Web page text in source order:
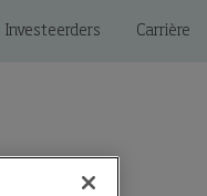
Investeerders Carrière